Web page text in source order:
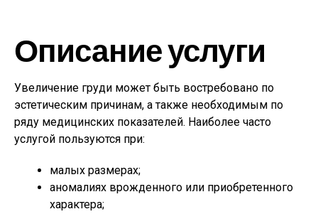
Описание услуги
Увеличение груди может быть востребовано по
эстетическим причинам, а также необходимым по
ряду медицинских показателей. Наиболее часто
услугой пользуются при:
малых размерах;
аномалиях врожденного или приобретенного
характера;